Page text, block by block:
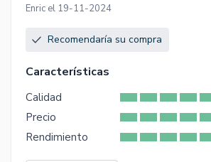
Enric el 19-11-2024
Recomendaría su compra
Características
Calidad
Precio
Rendimiento